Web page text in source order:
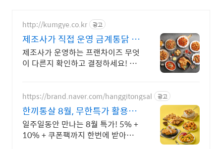
http://kumgye.co.kr 광고
제조사가 직접 운영 금계통닭 합
리적 창업 비용 0원창업!
제조사가 운영하는 프랜차이즈 무엇
이 다른지 확인하고 결정하세요! 선
https://brand.naver.com/hanggitongsal 광고
한끼통살 8월, 무한특가 활용도
만점! 순살 단백치킨
일주일동안 만나는 8월 특가! 5% +
10% + 쿠폰팩까지 한번에 받아보